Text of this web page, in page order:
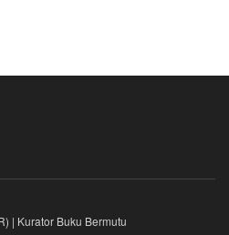
| Kurator Buku Bermutu